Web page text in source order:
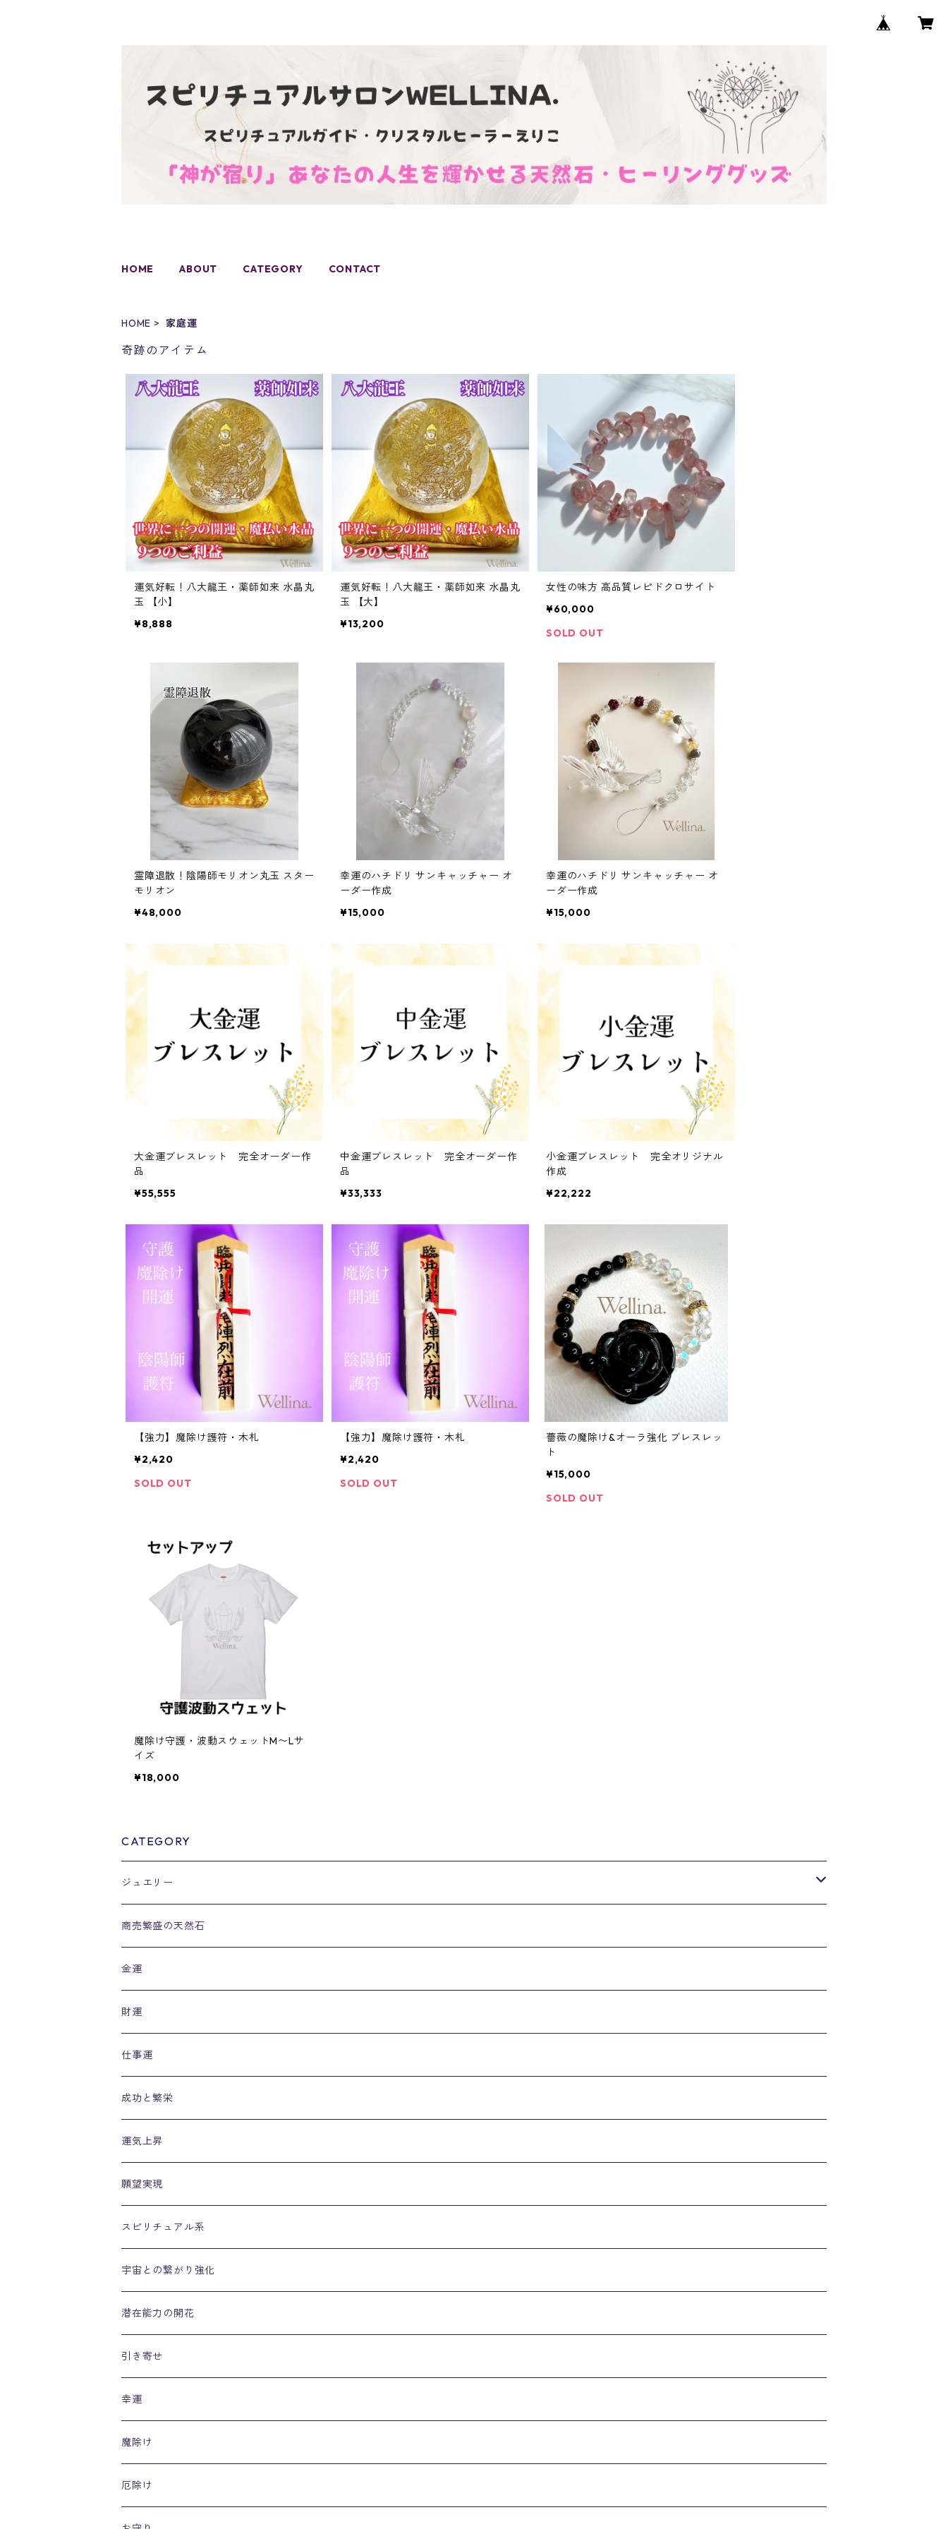
HOME ABOUT CATEGORY CONTACT
HOME 家庭運
奇跡のアイテム
運気好転！八大龍王・薬師如来 水晶丸
玉 【小】
¥8,888
運気好転！八大龍王・薬師如来 水晶丸
玉 【大】
¥13,200
女性の味方 高品質レピドクロサイト
¥60,000
SOLD OUT
霊障退散！陰陽師モリオン丸玉 スター
モリオン
¥48,000
幸運のハチドリ サンキャッチャー オ
ーダー作成
¥15,000
幸運のハチドリ サンキャッチャー オ
ーダー作成
¥15,000
大金運ブレスレット 完全オーダー作
品
¥55,555
中金運ブレスレット 完全オーダー作
品
¥33,333
小金運ブレスレット 完全オリジナル
作成
¥22,222
【強力】魔除け護符・木札
¥2,420
SOLD OUT
【強力】魔除け護符・木札
¥2,420
SOLD OUT
薔薇の魔除け&オーラ強化 ブレスレッ
ト
¥15,000
SOLD OUT
魔除け守護・波動スウェットM〜Lサ
イズ
¥18,000
CATEGORY
ジュエリー
リング
商売繁盛の天然石
金運
財運
仕事運
成功と繁栄
運気上昇
願望実現
スピリチュアル系
宇宙との繋がり強化
潜在能力の開花
引き寄せ
幸運
魔除け
厄除け